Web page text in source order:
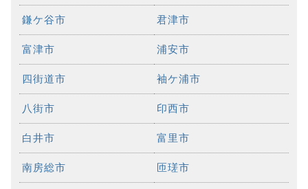
鎌ケ谷市 君津市
富津市 浦安市
四街道市 袖ケ浦市
八街市 印西市
白井市 富里市
南房総市 匝瑳市